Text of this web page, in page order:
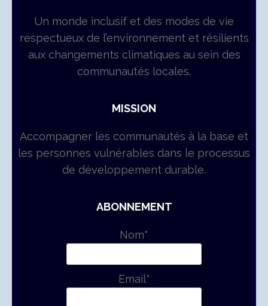
Un monde inclusif et des modes de vie
respectueux de l’environnement et résilients
aux changements climatiques au sein des
communautés locales.
MISSION
Accompagner les communautés à la base et
les personnes vulnérables dans le processus
de développement durable.
ABONNEMENT
Nom*
Email*